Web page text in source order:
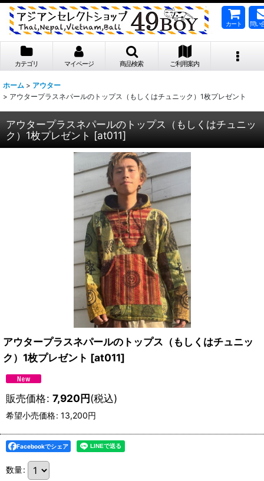
カート 問い
カテゴリ マイページ 商品検索 ご利用案内
ホーム > アウター
> アウタープラスネパールのトップス（もしくはチュニック）1枚プレゼント
アウタープラスネパールのトップス（もしくはチュニッ
ク）1枚プレゼント [at011]
アウタープラスネパールのトップス（もしくはチュニッ
ク）1枚プレゼント [at011]
販売価格: 7,920円(税込)
希望小売価格: 13,200円
Facebookでシェア
数量: